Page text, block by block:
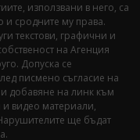
използвани в него, са
и сродните му права.
текстови, графични и
на Агенция
Допуска се
писмено съгласие на
добавяне на линк към
видео материали,
ще бъдат